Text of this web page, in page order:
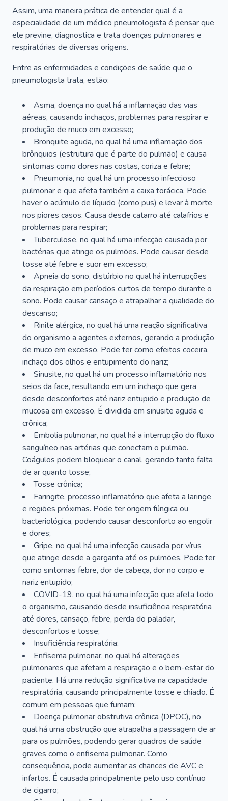
Assim, uma maneira prática de entender qual é a
especialidade de um médico pneumologista é pensar que
ele previne, diagnostica e trata doenças pulmonares e
respiratórias de diversas origens.
Entre as enfermidades e condições de saúde que o
pneumologista trata, estão:
Asma, doença no qual há a inflamação das vias
aéreas, causando inchaços, problemas para respirar e
produção de muco em excesso;
Bronquite aguda, no qual há uma inflamação dos
brônquios (estrutura que é parte do pulmão) e causa
sintomas como dores nas costas, coriza e febre;
Pneumonia, no qual há um processo infeccioso
pulmonar e que afeta também a caixa torácica. Pode
haver o acúmulo de líquido (como pus) e levar à morte
nos piores casos. Causa desde catarro até calafrios e
problemas para respirar;
Tuberculose, no qual há uma infecção causada por
bactérias que atinge os pulmões. Pode causar desde
tosse até febre e suor em excesso;
Apneia do sono, distúrbio no qual há interrupções
da respiração em períodos curtos de tempo durante o
sono. Pode causar cansaço e atrapalhar a qualidade do
descanso;
Rinite alérgica, no qual há uma reação significativa
do organismo a agentes externos, gerando a produção
de muco em excesso. Pode ter como efeitos coceira,
inchaço dos olhos e entupimento do nariz;
Sinusite, no qual há um processo inflamatório nos
seios da face, resultando em um inchaço que gera
desde desconfortos até nariz entupido e produção de
mucosa em excesso. É dividida em sinusite aguda e
crônica;
Embolia pulmonar, no qual há a interrupção do fluxo
sanguíneo nas artérias que conectam o pulmão.
Coágulos podem bloquear o canal, gerando tanto falta
de ar quanto tosse;
Tosse crônica;
Faringite, processo inflamatório que afeta a laringe
e regiões próximas. Pode ter origem fúngica ou
bacteriológica, podendo causar desconforto ao engolir
e dores;
Gripe, no qual há uma infecção causada por vírus
que atinge desde a garganta até os pulmões. Pode ter
como sintomas febre, dor de cabeça, dor no corpo e
nariz entupido;
COVID-19, no qual há uma infecção que afeta todo
o organismo, causando desde insuficiência respiratória
até dores, cansaço, febre, perda do paladar,
desconfortos e tosse;
Insuficiência respiratória;
Enfisema pulmonar, no qual há alterações
pulmonares que afetam a respiração e o bem-estar do
paciente. Há uma redução significativa na capacidade
respiratória, causando principalmente tosse e chiado. É
comum em pessoas que fumam;
Doença pulmonar obstrutiva crônica (DPOC), no
qual há uma obstrução que atrapalha a passagem de ar
para os pulmões, podendo gerar quadros de saúde
graves como o enfisema pulmonar. Como
consequência, pode aumentar as chances de AVC e
infartos. É causada principalmente pelo uso contínuo
de cigarro;